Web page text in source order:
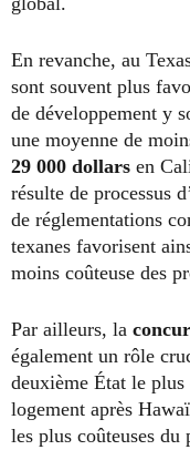
En revanche, au
sont souvent plus
de développement y
une moyenne de
29 000 dollars en
résulte de processus
de réglementations
texanes favorisent
moins coûteuse des
Par ailleurs, la
également un rôle
deuxième État le
logement après
les plus coûteuses